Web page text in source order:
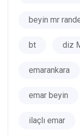
beyin mr
bt diz
emarankara
emar beyin
ilaçlı emar